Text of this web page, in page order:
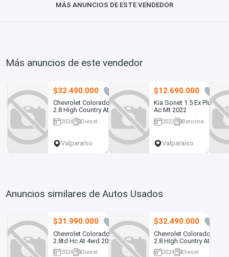
MÁS ANUNCIOS DE ESTE VENDEDOR
Más anuncios de este vendedor
$32.490.000
0
Chevrolet Colorado
2.8 High Country At
4x4 Diesel...
2024
Diesel
Valparaíso
$12.690.000
0
Kia Sonet 1.5 Ex Plus
Ac Mt 2022
2022
Bencina
Valparaíso
Anuncios similares de Autos Usados
$31.990.000
0
Chevrolet Colorado
2.8td Hc At 4wd 2024
2024
Diesel
$32.490.000
Chevrolet Colorado
2.8 High Country At
4x4 Diesel...
2024
Diesel